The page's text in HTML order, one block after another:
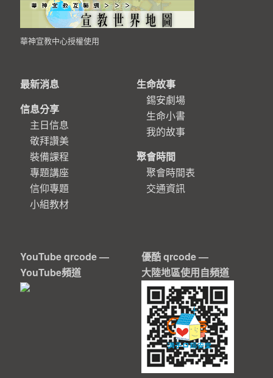
華神宣教中心授權使用
最新消息
信息分享
主日信息
敬拜讚美
裝備課程
專題講座
信仰專題
小組教材
生命故事
錫安劇場
生命小書
我的故事
聚會時間
聚會時間表
交通資訊
YouTube qrcode —
YouTube頻道
優酷 qrcode —
大陸地區使用自頻道